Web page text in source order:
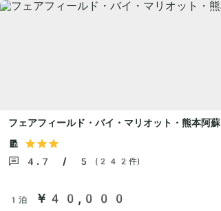
フェアフィールド・バイ・マリオット・熊本阿蘇
4.7 / 5 (242件)
1泊 ￥40,000